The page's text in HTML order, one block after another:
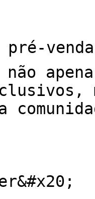
pré-